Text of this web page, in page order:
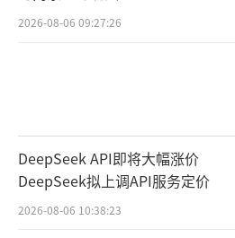
众号上发布了《关于兰世
声明显示，判决生效后，
法院依法强制执行冻结了
0700元。之后兰世立支付
2026-08-06 09:27:26
DeepSeek API即将大幅涨价
DeepSeek拟上调API服务定价
2026-08-06 10:38:23